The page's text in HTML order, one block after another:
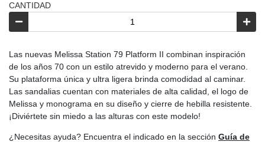
CANTIDAD
Las nuevas Melissa Station 79 Platform II combinan inspiración
de los años 70 con un estilo atrevido y moderno para el verano.
Su plataforma única y ultra ligera brinda comodidad al caminar.
Las sandalias cuentan con materiales de alta calidad, el logo de
Melissa y monograma en su diseño y cierre de hebilla resistente.
¡Diviértete sin miedo a las alturas con este modelo!
¿Necesitas ayuda? Encuentra el indicado en la sección Guía de